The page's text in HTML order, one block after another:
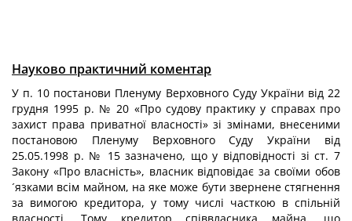
Науково практичний коментар
У п. 10 постанови Пленуму Верховного Суду України від 22
грудня 1995 р. № 20 «Про судову практику у справах про
захист права приватної власності» зі змінами, внесеними
постановою Пленуму Верховного Суду України від
25.05.1998 р. № 15 зазначено, що у відповідності зі ст. 7
Закону «Про власність», власник відповідає за своїми обов
´язками всім майном, на яке може бути звернене стягнення
за вимогою кредитора, у тому числі часткою в спільній